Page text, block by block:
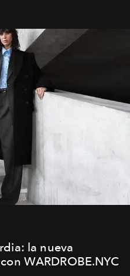
la nueva
WARDROBE.NYC